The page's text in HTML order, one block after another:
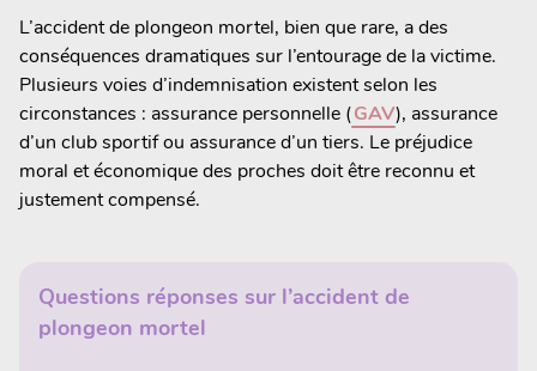
L’accident de plongeon mortel, bien que rare, a des
conséquences dramatiques sur l’entourage de la victime.
Plusieurs voies d’indemnisation existent selon les
circonstances : assurance personnelle (GAV), assurance
d’un club sportif ou assurance d’un tiers. Le préjudice
moral et économique des proches doit être reconnu et
justement compensé.
Questions réponses sur l’accident de
plongeon mortel